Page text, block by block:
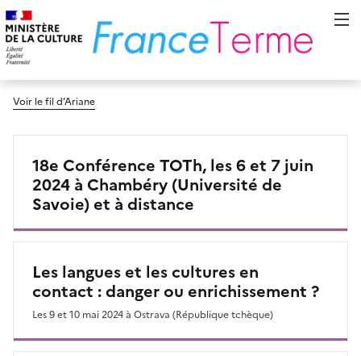
Voir le fil d’Ariane
Manifestations et parutions
18e Conférence TOTh, les 6 et 7 juin
2024 à Chambéry (Université de
Savoie) et à distance
Les langues et les cultures en
contact : danger ou enrichissement ?
Les 9 et 10 mai 2024 à Ostrava (République tchèque)